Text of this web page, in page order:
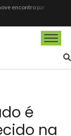
Ferrari F355 do Anderson Dick é a mais nova atração do Parque Dream Car de São Roque (SP)
Fundação de Barueri amplia política de inclusão e lança novo projeto educacional
Projeto “O Samba da Casa 26” chega a Itapevi para valorizar a música autoral e fortalecer a cultura local
é
na